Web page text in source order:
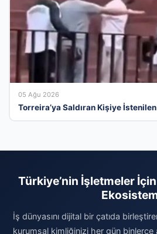
05 Ağu 2026
Torreira’ya Saldıran Kişiye
Türkiye’nin İşletmeler
İş dünyasını dijital bir çatıda
kurumsal kimliğinizi her gün binlerce